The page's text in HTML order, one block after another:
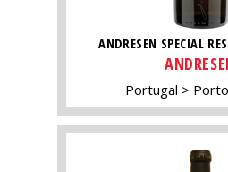
ANDRESEN SPECIAL
Portugal Porto